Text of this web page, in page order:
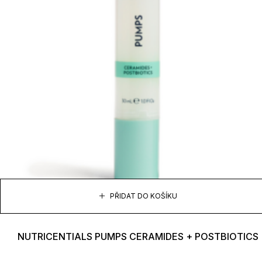
PŘIDAT DO KOŠÍKU
NUTRICENTIALS PUMPS CERAMIDES + POSTBIOTICS